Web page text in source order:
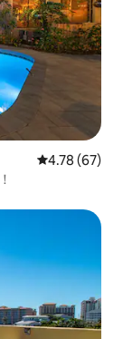
平均评分
4.78 (67)